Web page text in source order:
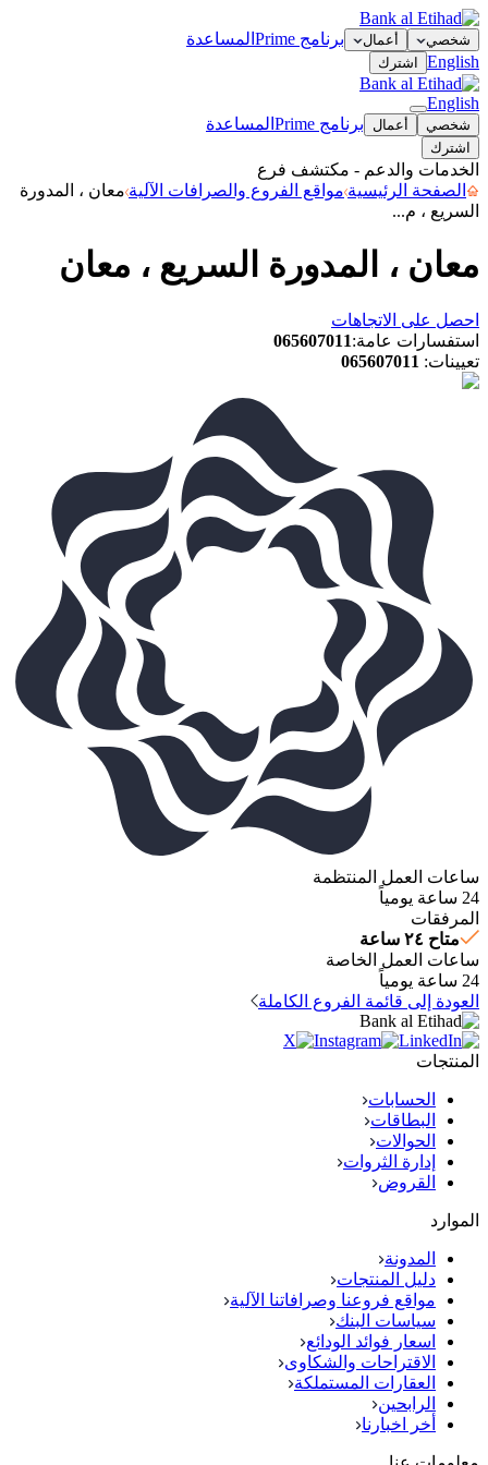
شخصي أعمال برنامج Prime
المساعدة
English
اشترك
English
شخصي أعمال برنامج Prime المساعدة
اشترك
الخدمات والدعم - مكتشف فرع
الصفحة الرئيسية مواقع الفروع والصرافات الآلية معان ، المدورة
السريع ، م...
معان ، المدورة السريع ، معان
احصل على الاتجاهات
استفسارات عامة:
065607011
تعيينات:
065607011
ساعات العمل المنتظمة
24 ساعة يومياً
المرفقات
متاح ٢٤ ساعة
ساعات العمل الخاصة
24 ساعة يومياً
العودة إلى قائمة الفروع الكاملة
المنتجات
الحسابات
البطاقات
الحوالات
إدارة الثروات
القروض
الموارد
المدونة
دليل المنتجات
مواقع فروعنا وصرافاتنا الآلية
سياسات البنك
اسعار فوائد الودائع
الاقتراحات والشكاوى
العقارات المستملكة
الرابحين
أخر اخبارنا